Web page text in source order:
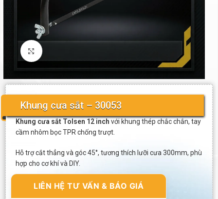
Click to enlarge
Khung cưa sắt – 30053
Khung cưa sắt Tolsen 12 inch với khung thép chắc chắn, tay
cầm nhôm bọc TPR chống trượt.
Hỗ trợ cắt thẳng và góc 45°, tương thích lưỡi cưa 300mm, phù
hợp cho cơ khí và DIY.
LIÊN HỆ TƯ VẤN & BÁO GIÁ